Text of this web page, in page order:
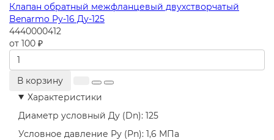
Клапан обратный межфланцевый двухстворчатый
Benarmo Ру-16 Ду-125
4440000412
от 100 ₽
В корзину
Характеристики
Диаметр условный Ду (Dn): 125
Условное давление Ру (Pn): 1,6 МПа